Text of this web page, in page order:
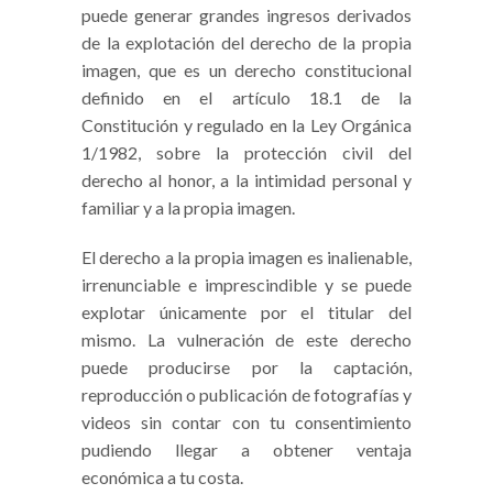
puede generar grandes ingresos derivados
de la explotación del derecho de la propia
imagen, que es un derecho constitucional
definido en el artículo 18.1 de la
Constitución y regulado en la Ley Orgánica
1/1982, sobre la protección civil del
derecho al honor, a la intimidad personal y
familiar y a la propia imagen.
El derecho a la propia imagen es inalienable,
irrenunciable e imprescindible y se puede
explotar únicamente por el titular del
mismo. La vulneración de este derecho
puede producirse por la captación,
reproducción o publicación de fotografías y
videos sin contar con tu consentimiento
pudiendo llegar a obtener ventaja
económica a tu costa.